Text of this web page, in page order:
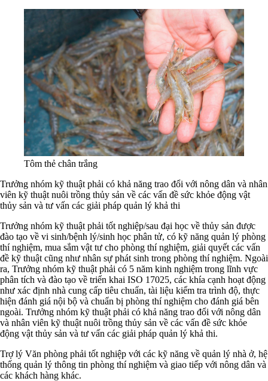
Tôm thẻ chân trắng
Trưởng nhóm kỹ thuật phải có khả năng trao đổi với nông dân và nhân
viên kỹ thuật nuôi trồng thủy sản về các vấn đề sức khỏe động vật
thủy sản và tư vấn các giải pháp quản lý khả thi
Trưởng nhóm kỹ thuật phải tốt nghiệp/sau đại học về thủy sản được
đào tạo về vi sinh/bệnh lý/sinh học phân tử, có kỹ năng quản lý phòng
thí nghiệm, mua sắm vật tư cho phòng thí nghiệm, giải quyết các vấn
đề kỹ thuật cũng như nhân sự phát sinh trong phòng thí nghiệm. Ngoài
ra, Trưởng nhóm kỹ thuật phải có 5 năm kinh nghiệm trong lĩnh vực
phân tích và đào tạo về triển khai ISO 17025, các khía cạnh hoạt động
như xác định nhà cung cấp tiêu chuẩn, tài liệu kiểm tra trình độ, thực
hiện đánh giá nội bộ và chuẩn bị phòng thí nghiệm cho đánh giá bên
ngoài. Trưởng nhóm kỹ thuật phải có khả năng trao đổi với nông dân
và nhân viên kỹ thuật nuôi trồng thủy sản về các vấn đề sức khỏe
động vật thủy sản và tư vấn các giải pháp quản lý khả thi.
Trợ lý Văn phòng phải tốt nghiệp với các kỹ năng về quản lý nhà ở, hệ
thống quản lý thông tin phòng thí nghiệm và giao tiếp với nông dân và
các khách hàng khác.